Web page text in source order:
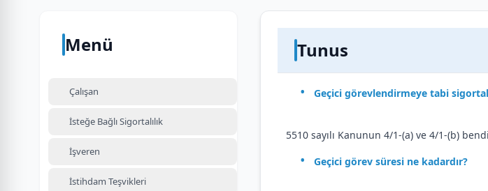
Menü
Çalışan
İsteğe Bağlı Sigortalılık
İşveren
İstihdam Teşvikleri
Tunus
Geçici görevlendirmeye tabi
5510 sayılı Kanunun 4/1-(a) ve 4/1-(b)
Geçici görev süresi ne kadardır?